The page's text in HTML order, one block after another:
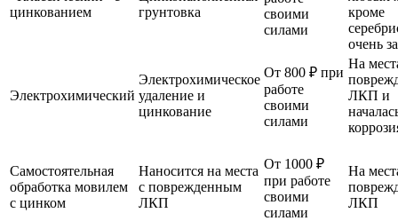
цинкованием
грунтовка
своими
силами
кроме
очень
Электрохимический
Электрохимическое
удаление и
цинкование
От 800 ₽ при
работе
своими
силами
На
ЛКП и
Самостоятельная
обработка мовилем
с цинком
Наносится на места
с поврежденным
ЛКП
От 1000 ₽
при работе
своими
силами
На
ЛКП